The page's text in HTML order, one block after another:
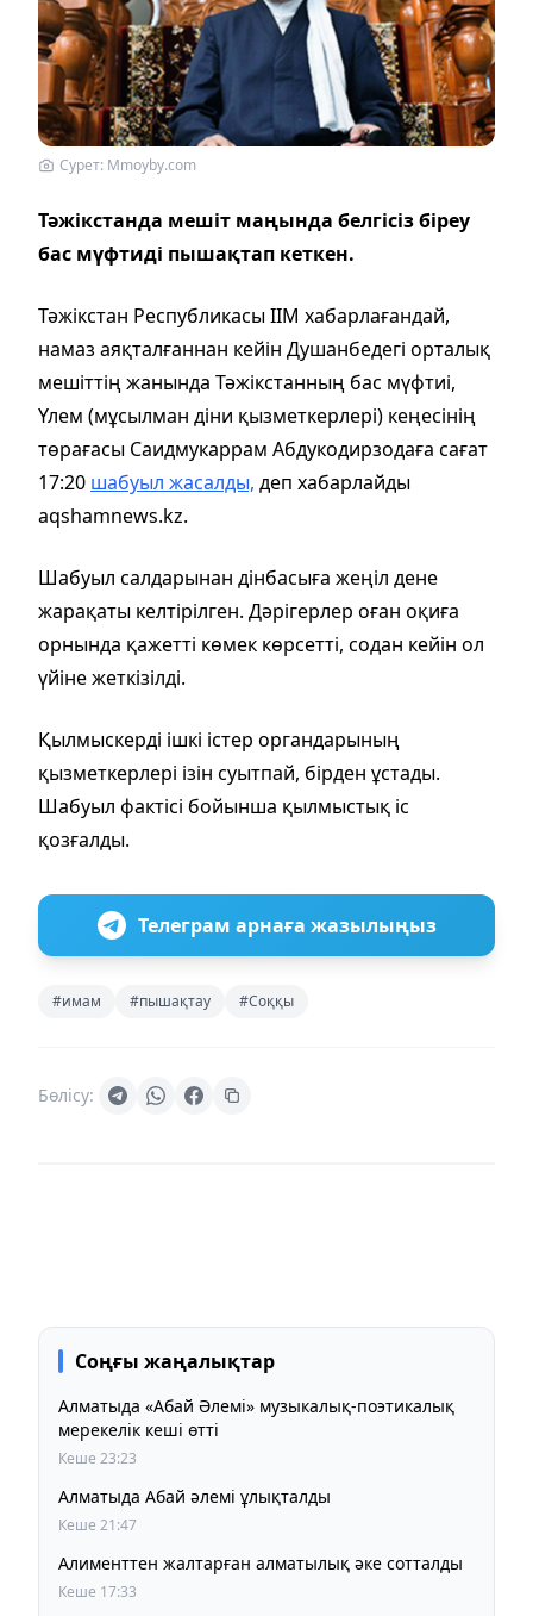
Сурет: Mmoyby.com
Тәжікстанда мешіт маңында белгісіз біреу
бас мүфтиді пышақтап кеткен.
Тәжікстан Республикасы ІІМ хабарлағандай,
намаз аяқталғаннан кейін Душанбедегі орталық
мешіттің жанында Тәжікстанның бас мүфтиі,
Үлем (мұсылман діни қызметкерлері) кеңесінің
төрағасы Саидмукаррам Абдукодирзодаға сағат
17:20 шабуыл жасалды, деп хабарлайды
aqshamnews.kz.
Шабуыл салдарынан дінбасыға жеңіл дене
жарақаты келтірілген. Дәрігерлер оған оқиға
орнында қажетті көмек көрсетті, содан кейін ол
үйіне жеткізілді.
Қылмыскерді ішкі істер органдарының
қызметкерлері ізін суытпай, бірден ұстады.
Шабуыл фактісі бойынша қылмыстық іс
қозғалды.
Телеграм арнаға жазылыңыз
#имам #пышақтау #Соққы
Бөлісу:
Соңғы жаңалықтар
Алматыда «Абай Әлемі» музыкалық-поэтикалық
мерекелік кеші өтті
Кеше 23:23
Алматыда Абай әлемі ұлықталды
Кеше 21:47
Алименттен жалтарған алматылық әке сотталды
Кеше 17:33